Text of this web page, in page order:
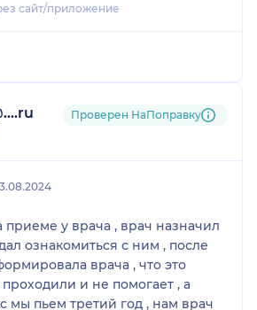
сайт/приложение
Проверен НаПоправку
врача , что это
и не помогает , а
мы пьем третий год , нам врач